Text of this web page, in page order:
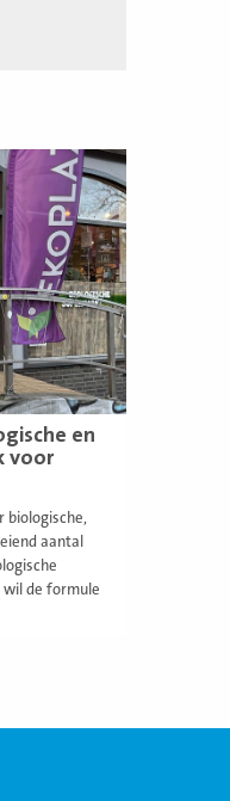
en
voor
biologische,
aantal
wil de formule